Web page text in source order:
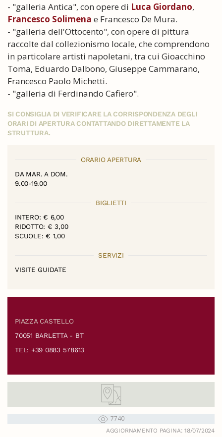
- "galleria Antica", con opere di Luca Giordano,
Francesco Solimena e Francesco De Mura.
- "galleria dell'Ottocento", con opere di pittura
raccolte dal collezionismo locale, che comprendono
in particolare artisti napoletani, tra cui Gioacchino
Toma, Eduardo Dalbono, Giuseppe Cammarano,
Francesco Paolo Michetti.
- "galleria di Ferdinando Cafiero".
SI CONSIGLIA DI VERIFICARE LA CORRISPONDENZA DEGLI
ORARI DI APERTURA CONTATTANDO DIRETTAMENTE LA
STRUTTURA.
ORARIO APERTURA
DA MAR. A DOM.
9.00-19.00
BIGLIETTI
INTERO: € 6,00
RIDOTTO: € 3,00
SCUOLE: € 1,00
SERVIZI
VISITE GUIDATE
PIAZZA CASTELLO
70051 BARLETTA - BT
TEL: +39 0883 578613
7740
AGGIORNAMENTO PAGINA: 18/07/2024